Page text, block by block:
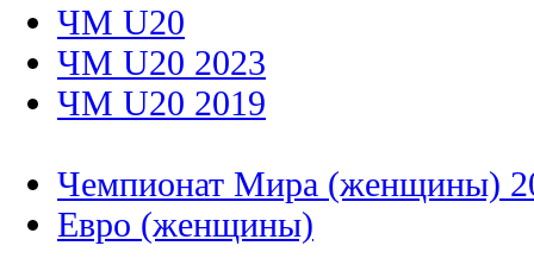
ЧМ U20
ЧМ U20 2023
ЧМ U20 2019
Чемпионат Мира (женщины)
Евро (женщины)